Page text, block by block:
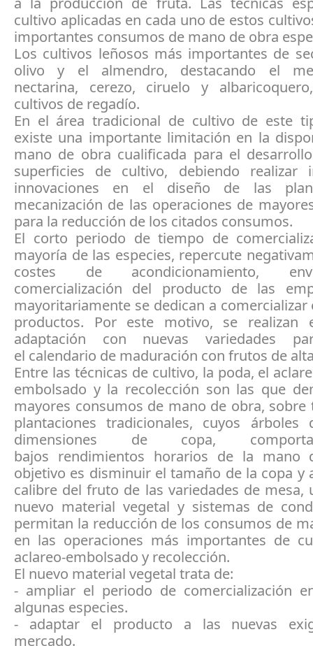
cultivo aplicadas en cada uno de estos
importantes consumos de mano de obra
Los cultivos leñosos más importantes de
olivo y el almendro, destacando el
nectarina, cerezo, ciruelo y
cultivos de regadío.
En el área tradicional de cultivo de este
existe una importante limitación en la
mano de obra cualificada para el
superficies de cultivo, debiendo realizar
innovaciones en el diseño de las
mecanización de las operaciones de
para la reducción de los citados consumos.
El corto periodo de tiempo de
mayoría de las especies, repercute
costes de acondicionamiento,
comercialización del producto de las
mayoritariamente se dedican a comercializar
productos. Por este motivo, se realizan
adaptación con nuevas variedades
el calendario de maduración con frutos de
Entre las técnicas de cultivo, la poda, el
embolsado y la recolección son las que
mayores consumos de mano de obra, sobre
plantaciones tradicionales, cuyos árboles
dimensiones de copa,
bajos rendimientos horarios de la mano
objetivo es disminuir el tamaño de la copa y
calibre del fruto de las variedades de mesa,
nuevo material vegetal y sistemas de
permitan la reducción de los consumos de
en las operaciones más importantes de
aclareo-embolsado y recolección.
El nuevo material vegetal trata de:
- ampliar el periodo de comercialización
algunas especies.
- adaptar el producto a las nuevas
mercado.